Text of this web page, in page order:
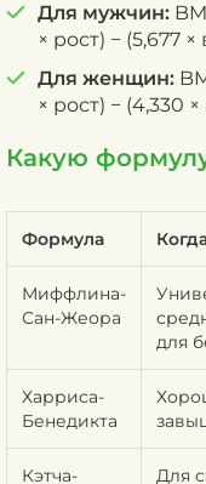
Для мужчин:
× рост) − (5,677 ×
Для женщин:
× рост) − (4,330
Какую
Формула
Миффлина-
Сан-Жеора
для
Харриса-
Бенедикта
Кэтча- Для